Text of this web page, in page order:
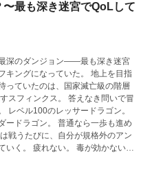
〜最も深き迷宮でQoLして
深のダンジョン――最も深き迷宮
になっていた。 地上を目指
っていたのは、国家滅亡級の階層
レベル100のレッサードラゴン。
普通なら一歩も進め
効かない。
て、ようやく地